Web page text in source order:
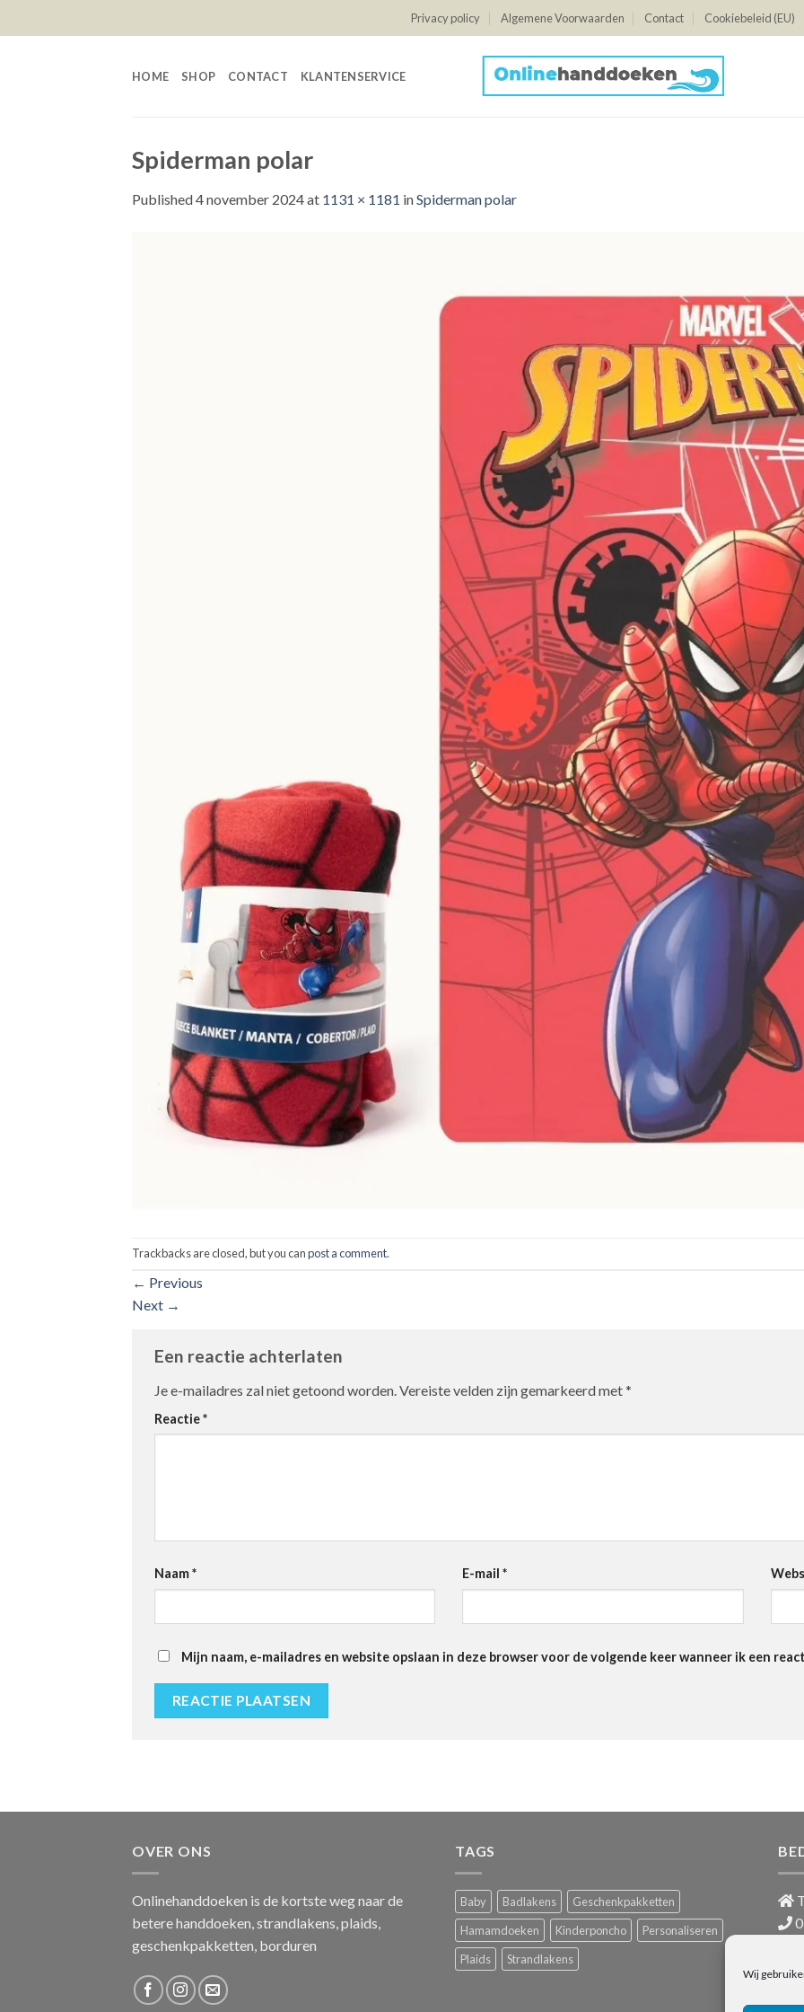
Wij
to
Privacy policy Algemene Voorwaarden Contact Cookiebeleid (EU)
HOME SHOP CONTACT KLANTENSERVICE
Spiderman polar
Published4 november 2024at 1131 × 1181 inSpiderman polar
Trackbacks are closed, but you canpost a comment.
← Previous
Next →
Een reactie achterlaten
Je e-mailadres zal niet getoond worden. Vereiste velden zijn gemarkeerd met*
Reactie*
Naam* E-mail*
Mijn naam, e-mailadres en website opslaan in deze browser voor de volgende keer wanneer ik een
OVER ONS
Onlinehanddoeken is de kortste weg naar de
betere handdoeken, strandlakens, plaids,
geschenkpakketten, borduren
TAGS
Baby Badlakens
Geschenkpakketten
Hamamdoeken
Kinderponcho
Personaliseren
Plaids
Strandlakens